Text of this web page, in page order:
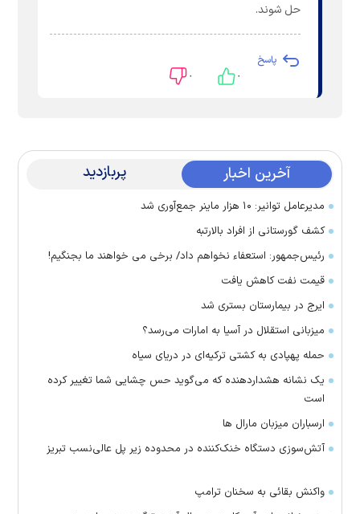
حل شوند.
پاسخ
۰ ۰
آخرین اخبار پربازدید
مدیرعامل توانیر: ۱۰ هزار ماینر جمع‌آوری شد
کشف گورستانی از افراد بالارتبه
رئیس‌جمهور: استعفاء نخواهم داد/ برخی می خواهند ما بجنگیم!
قیمت نفت کاهش یافت
ایرج در بیمارستان بستری شد
میزبانی استقلال در آسیا به امارات می‌رسد؟
حمله پهپادی به کشتی ترکیه‌ای در دریای سیاه
یک نشانه هشداردهنده که می‌گوید حس چشایی شما تغییر کرده
است
ارسباران میزبان مارال ها
آتش‌سوزی دستگاه خنک‌کننده در محدوده زیر پل عالی‌نسب تبریز
واکنش بقائی به سخنان ترامپ